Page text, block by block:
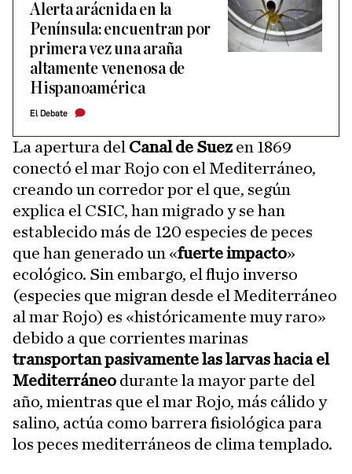
Alerta arácnida en la
Península: encuentran por
primera vez una araña
altamente venenosa de
Hispanoamérica
El Debate
La apertura del Canal de Suezen 1869
conectó el mar Rojo con el Mediterráneo,
creando un corredor por el que, según
explica el CSIC, han migrado y se han
establecido más de 120 especies de peces
que han generado un «fuerte impacto»
ecológico. Sin embargo, el flujo inverso
(especies que migran desde el Mediterráneo
al mar Rojo) es «históricamente muy raro»
debido a que corrientes marinas
transportan pasivamente las larvas hacia el
Mediterráneo durante la mayor parte del
año, mientras que el mar Rojo, más cálido y
salino, actúa como barrera fisiológica para
los peces mediterráneos de clima templado.